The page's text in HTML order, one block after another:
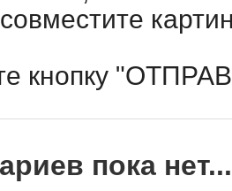
кнопку
пока